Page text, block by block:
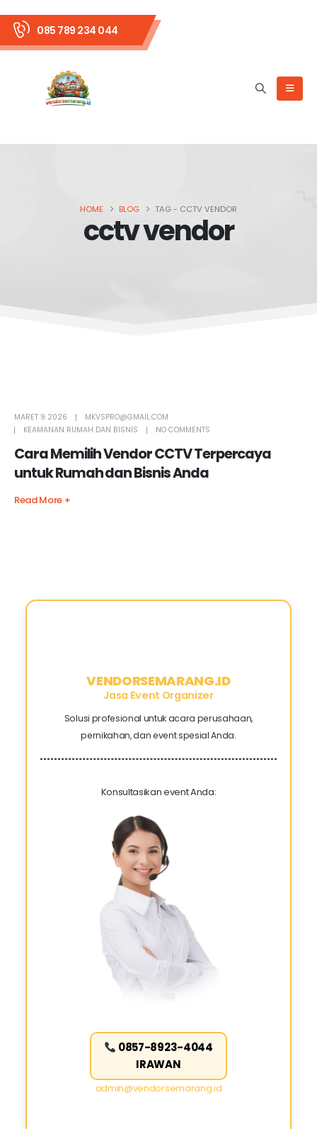
085 789 234 044
HOME BLOG TAG - CCTV VENDOR
cctv vendor
MARET 9 2026
MKVSPRO@GMAIL.COM
KEAMANAN RUMAH DAN BISNIS
NO COMMENTS
Cara Memilih Vendor CCTV Terpercaya
untuk Rumah dan Bisnis Anda
Read More +
VENDORSEMARANG.ID
Jasa Event Organizer
Solusi profesional untuk acara perusahaan,
pernikahan, dan event spesial Anda.
Konsultasikan event Anda:
0857-8923-4044
IRAWAN
admin@vendorsemarang.id